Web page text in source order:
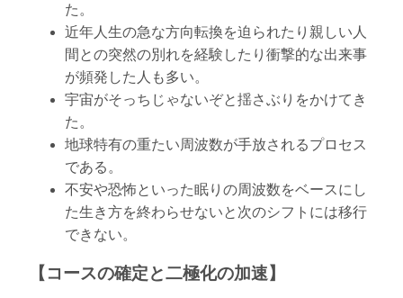
た。
近年人生の急な方向転換を迫られたり親しい人
間との突然の別れを経験したり衝撃的な出来事
が頻発した人も多い。
宇宙がそっちじゃないぞと揺さぶりをかけてき
た。
地球特有の重たい周波数が手放されるプロセス
である。
不安や恐怖といった眠りの周波数をベースにし
た生き方を終わらせないと次のシフトには移行
できない。
【コースの確定と二極化の加速】